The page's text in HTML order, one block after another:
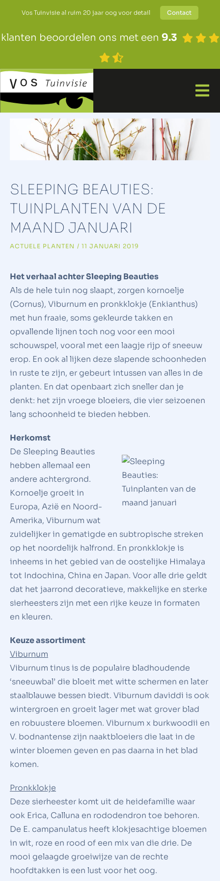
Vos Tuinvisie al ruim 20 jaar oog voor detail Contact
klanten beoordelen ons met een 9.3
SLEEPING BEAUTIES:
TUINPLANTEN VAN DE
MAAND JANUARI
ACTUELE PLANTEN / 11 JANUARI 2019
Het verhaal achter Sleeping Beauties
Als de hele tuin nog slaapt, zorgen kornoelje
(Cornus), Viburnum en pronkklokje (Enkianthus)
met hun fraaie, soms gekleurde takken en
opvallende lijnen toch nog voor een mooi
schouwspel, vooral met een laagje rijp of sneeuw
erop. En ook al lijken deze slapende schoonheden
in ruste te zijn, er gebeurt intussen van alles in de
planten. En dat openbaart zich sneller dan je
denkt: het zijn vroege bloeiers, die vier seizoenen
lang schoonheid te bieden hebben.
Herkomst
De Sleeping Beauties
hebben allemaal een
andere achtergrond.
Kornoelje groeit in
Europa, Azië en Noord-
Amerika, Viburnum wat
zuidelijker in gematigde en subtropische streken
op het noordelijk halfrond. En pronkklokje is
inheems in het gebied van de oostelijke Himalaya
tot Indochina, China en Japan. Voor alle drie geldt
dat het jaarrond decoratieve, makkelijke en sterke
sierheesters zijn met een rijke keuze in formaten
en kleuren.
Keuze assortiment
Viburnum
Viburnum tinus is de populaire bladhoudende
‘sneeuwbal’ die bloeit met witte schermen en later
staalblauwe bessen biedt. Viburnum daviddi is ook
wintergroen en groeit lager met wat grover blad
en robuustere bloemen. Viburnum x burkwoodii en
V. bodnantense zijn naaktbloeiers die laat in de
winter bloemen geven en pas daarna in het blad
komen.
Pronkklokje
Deze sierheester komt uit de heidefamilie waar
ook Erica, Calluna en rododendron toe behoren.
De E. campanulatus heeft klokjesachtige bloemen
in wit, roze en rood of een mix van die drie. De
mooi gelaagde groeiwijze van de rechte
hoofdtakken is een lust voor het oog.